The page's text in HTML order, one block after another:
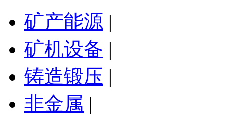
矿产能源 |
矿机设备 |
铸造锻压 |
非金属 |